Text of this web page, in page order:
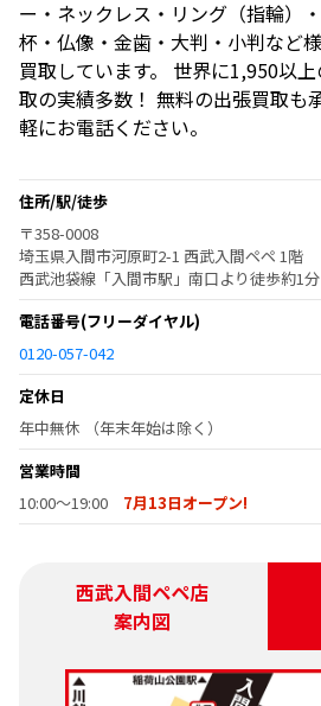
ー・ネックレス・リング（指輪）
杯・仏像・金歯・大判・小判など
買取しています。 世界に1,950以
取の実績多数！ 無料の出張買取も
軽にお電話ください。
住所/駅/徒歩
〒358-0008
埼玉県入間市河原町2-1 西武入間ペペ 1階
西武池袋線「入間市駅」南口より徒歩約1分
電話番号(フリーダイヤル)
0120-057-042
定休日
年中無休 （年末年始は除く）
営業時間
10:00～19:00
7月13日オープン!
西武入間ペペ店
案内図